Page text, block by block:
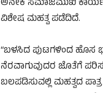
ಅನೇಕ ಸಮಾಜಮುಖಿ
ವಿಶೇಷ ಮಹತ್ವ ಪಡೆದಿದೆ.
“ಬಳಸಿದ ಪುಟಗಳಿಂದ ಹೊಸ
ನೆರವಾಗುವುದರ ಜೊತೆಗೆ
ಬಲಪಡಿಸುವಲ್ಲಿ ಮಹತ್ವದ